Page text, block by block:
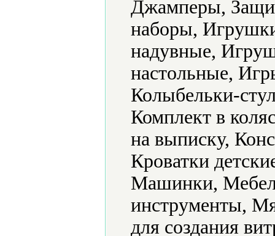
Джамперы,
наборы,
надувные,
настольные,
Колыбельки-
Комплект в
на выписку,
Кроватки
Машинки,
инструменты,
для создания